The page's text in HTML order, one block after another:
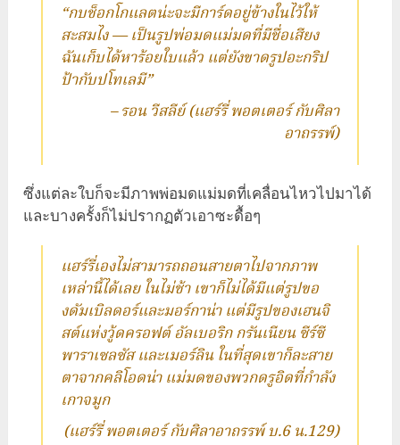
“กบช็อกโกแลตน่ะจะมีการ์ดอยู่ข้างในไว้ให้
สะสมไง — เป็นรูปพ่อมดแม่มดที่มีชื่อเสียง
ฉันเก็บได้หาร้อยใบแล้ว แต่ยังขาดรูปอะกริป
ป้ากับปโทเลมี”
– รอน วีสลีย์ (แฮร์รี่ พอตเตอร์ กับศิลา
อาถรรพ์)
ซึ่งแต่ละใบก็จะมีภาพพ่อมดแม่มดที่เคลื่อนไหวไปมาได้
และบางครั้งก็ไม่ปรากฏตัวเอาซะดื้อๆ
แฮร์รี่เองไม่สามารถถอนสายตาไปจากภาพ
เหล่านี้ได้เลย ในไม่ช้า เขาก็ไม่ได้มีแต่รูปขอ
งดัมเบิลดอร์และมอร์กาน่า แต่มีรูปของเฮนจิ
สต์แห่งวู้ดครอฟต์ อัลเบอริก กรันเนียน ซีร์ซี
พาราเซลซัส และเมอร์ลิน ในที่สุดเขาก็ละสาย
ตาจากคลิโอดน่า แม่มดของพวกดรูอิดที่กำลัง
เกาจมูก
(แฮร์รี่ พอตเตอร์ กับศิลาอาถรรพ์ บ.6 น.129)